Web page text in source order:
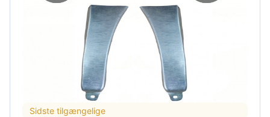
Sidste tilgængelige